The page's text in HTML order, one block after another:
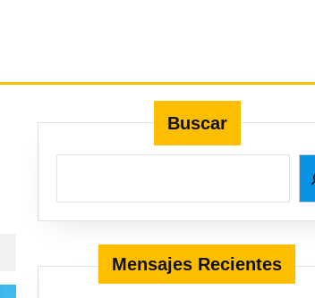
Buscar
Mensajes Recientes